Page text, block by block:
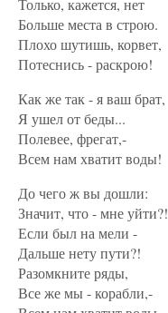
Только, кажется, нет
Больше места в строю.
Плохо шутишь, корвет,
Потеснись - раскрою!
Как же так - я ваш брат,
Я ушел от беды...
Полевее, фрегат,-
Всем нам хватит воды!
До чего ж вы дошли:
Значит, что - мне уйти?!
Если был на мели -
Дальше нету пути?!
Разомкните ряды,
Все же мы - корабли,-